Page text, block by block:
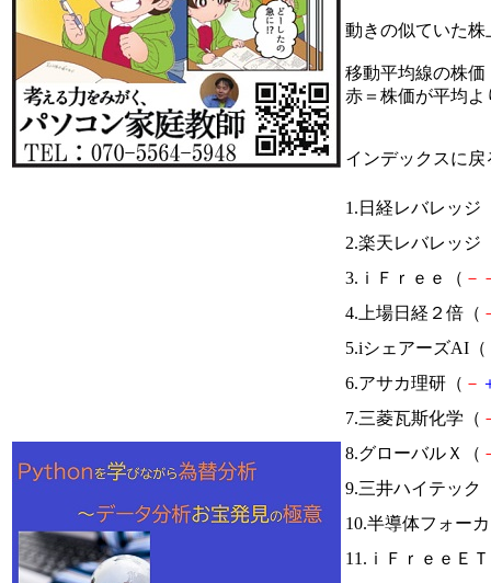
動きの似ていた
移動平均線の株価
赤＝株価が平均
インデックスに戻
1.日経レバレッジ
2.楽天レバレッジ
3.ｉＦｒｅｅ（ －
4.上場日経２倍（
5.iシェアーズAI（
6.アサカ理研（ －
7.三菱瓦斯化学（
8.グローバルＸ（
9.三井ハイテック
10.半導体フォー
11.ｉＦｒｅｅＥ